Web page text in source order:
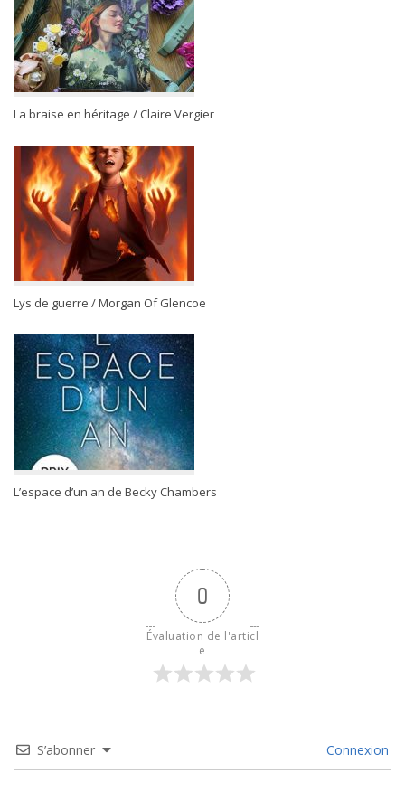
La braise en héritage / Claire Vergier
Lys de guerre / Morgan Of Glencoe
L’espace d’un an de Becky Chambers
0
Évaluation de l'articl
e
S’abonner Connexion